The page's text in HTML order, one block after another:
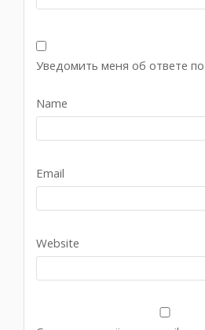
Уведомить меня об ответе
Name
Email
Website